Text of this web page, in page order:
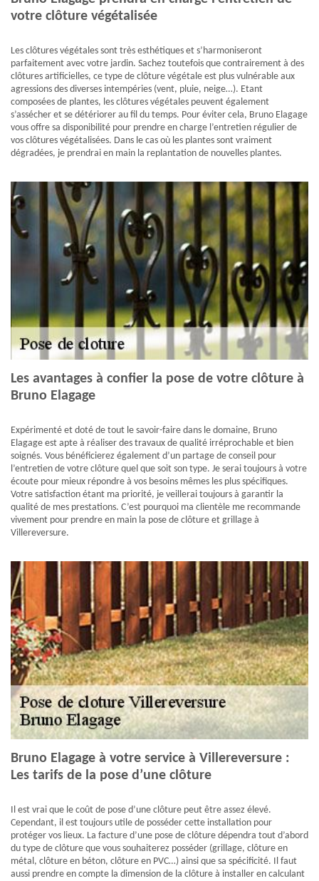
votre clôture végétalisée
Les clôtures végétales sont très esthétiques et s’harmoniseront
parfaitement avec votre jardin. Sachez toutefois que contrairement à des
clôtures artificielles, ce type de clôture végétale est plus vulnérable aux
agressions des diverses intempéries (vent, pluie, neige…). Etant
composées de plantes, les clôtures végétales peuvent également
s’assécher et se détériorer au fil du temps. Pour éviter cela, Bruno Elagage
vous offre sa disponibilité pour prendre en charge l’entretien régulier de
vos clôtures végétalisées. Dans le cas où les plantes sont vraiment
dégradées, je prendrai en main la replantation de nouvelles plantes.
Les avantages à confier la pose de votre clôture à
Bruno Elagage
Expérimenté et doté de tout le savoir-faire dans le domaine, Bruno
Elagage est apte à réaliser des travaux de qualité irréprochable et bien
soignés. Vous bénéficierez également d’un partage de conseil pour
l’entretien de votre clôture quel que soit son type. Je serai toujours à votre
écoute pour mieux répondre à vos besoins mêmes les plus spécifiques.
Votre satisfaction étant ma priorité, je veillerai toujours à garantir la
qualité de mes prestations. C’est pourquoi ma clientèle me recommande
vivement pour prendre en main la pose de clôture et grillage à
Villereversure.
Bruno Elagage à votre service à Villereversure :
Les tarifs de la pose d’une clôture
Il est vrai que le coût de pose d’une clôture peut être assez élevé.
Cependant, il est toujours utile de posséder cette installation pour
protéger vos lieux. La facture d’une pose de clôture dépendra tout d’abord
du type de clôture que vous souhaiterez posséder (grillage, clôture en
métal, clôture en béton, clôture en PVC…) ainsi que sa spécificité. Il faut
aussi prendre en compte la dimension de la clôture à installer en calculant